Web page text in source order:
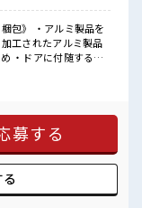
り！
包》 ・アルミ製品を
工されたアルミ製品
・ドアに付随する細
ますね！ 明るすぎた
でOK(詳しくは担当
の悩みが解消♪ 制
ト！ イチからスキル
息つける休憩スペー
募する